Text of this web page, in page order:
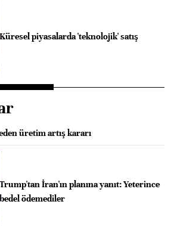
Küresel piyasalarda 'teknolojik' satış
üretim artış kararı
Trump'tan İran'ın planına yanıt: Yeterince
bedel ödemediler